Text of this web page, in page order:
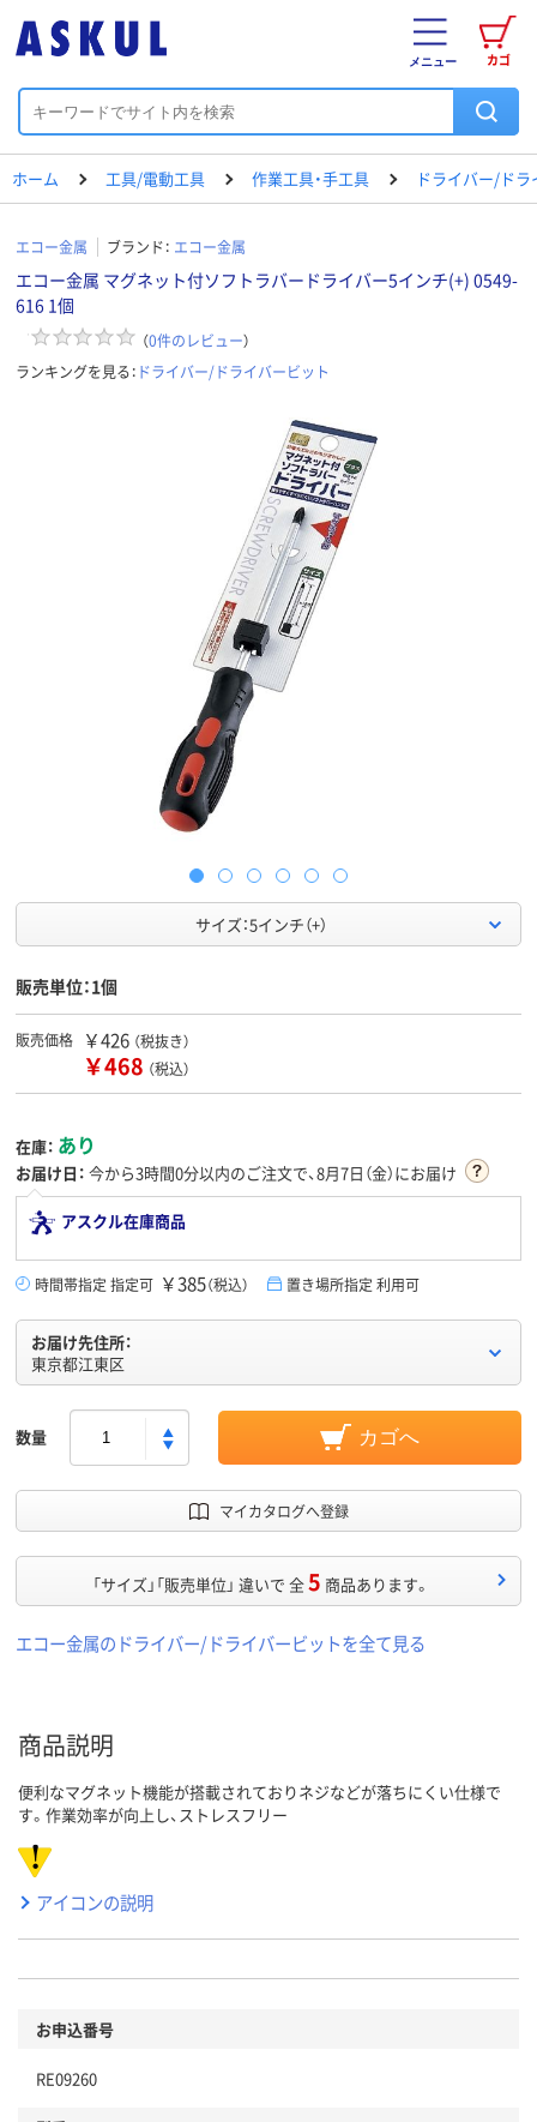
カゴ
メニュー
ホーム 工具/電動工具 作業工具・手工具 ドライバー/ド
エコー金属 ブランド： エコー金属
エコー金属 マグネット付ソフトラバードライバー5インチ(+) 0549-
616 1個
（0件のレビュー）
ランキングを見る： ドライバー/ドライバービット
サイズ：5インチ（+）
販売単位：1個
販売価格 ￥426 （税抜き）
￥468 （税込）
在庫： あり
お届け日： 今から3時間0分以内のご注文で、8月7日（金）にお届け
アスクル在庫商品
時間帯指定 指定可 ￥385（税込） 置き場所指定 利用可
お届け先住所：
東京都江東区
数量 カゴへ
マイカタログへ登録
「サイズ」「販売単位」 違いで 全5 商品あります。
エコー金属のドライバー/ドライバービットを全て見る
商品説明
便利なマグネット機能が搭載されておりネジなどが落ちにくい仕様で
す。作業効率が向上し、ストレスフリー
アイコンの説明
お申込番号
RE09260